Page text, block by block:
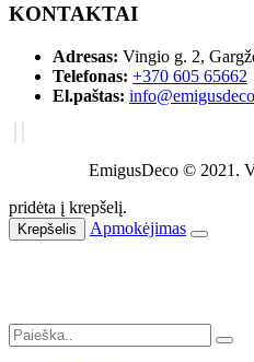
KONTAKTAI
Adresas: Vingio g. 2,
Telefonas: +370 605 65662
El.paštas:
EmigusDeco © 2021.
pridėta į krepšelį.
Krepšelis Apmokėjimas